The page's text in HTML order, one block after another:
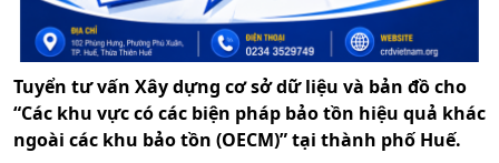
Tuyển tư vấn Xây dựng cơ sở dữ liệu và bản đồ cho
“Các khu vực có các biện pháp bảo tồn hiệu quả khác
ngoài các khu bảo tồn (OECM)” tại thành phố Huế.